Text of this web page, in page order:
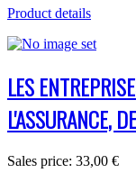
Product details
LES
L'ASSURANCE,
Sales price: 33,00 €